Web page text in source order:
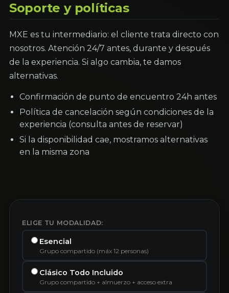
Soporte y políticas
MXE es tu intermediario: el cliente trata directo con
nosotros. Atención 24/7 antes, durante y después
de la experiencia. Si algo cambia, te damos
alternativas.
Confirmación de punto de encuentro 24h antes
Política de cancelación según condiciones de la
experiencia (consulta antes de reservar)
Si la disponibilidad cae, mostramos alternativas
en la misma zona
ELIGE TU MODALIDAD:
Esencial
Grupo compartido (máx 12 personas)
Clásico Todo Incluido
Grupo compartido + almuerzo + acceso extra